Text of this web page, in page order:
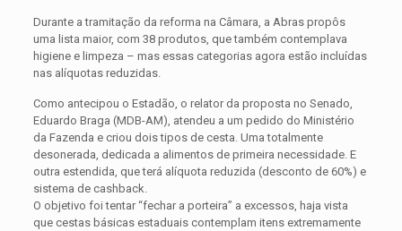
Durante a tramitação da reforma na Câmara, a Abras propôs
uma lista maior, com 38 produtos, que também contemplava
higiene e limpeza – mas essas categorias agora estão incluídas
nas alíquotas reduzidas.
Como antecipou o Estadão, o relator da proposta no Senado,
Eduardo Braga (MDB-AM), atendeu a um pedido do Ministério
da Fazenda e criou dois tipos de cesta. Uma totalmente
desonerada, dedicada a alimentos de primeira necessidade. E
outra estendida, que terá alíquota reduzida (desconto de 60%) e
sistema de cashback.
O objetivo foi tentar “fechar a porteira” a excessos, haja vista
que cestas básicas estaduais contemplam itens extremamente